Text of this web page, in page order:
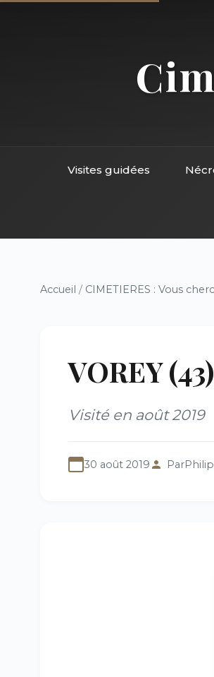
Visites guidées
Accueil / CIMETIERES : Vous
VOREY
Visité en août 2019
30 août 2019 Par